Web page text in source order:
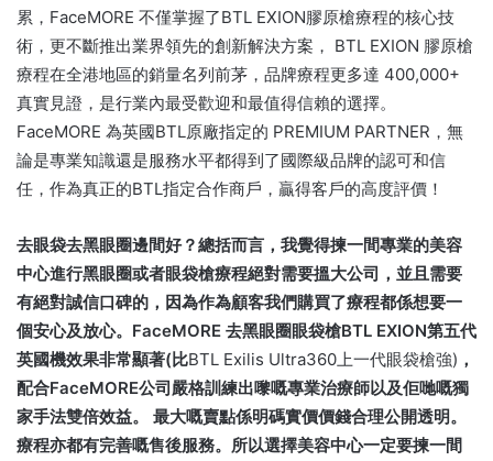
累，FaceMORE 不僅掌握了BTL EXION膠原槍療程的核心技
術，更不斷推出業界領先的創新解決方案， BTL EXION 膠原槍
療程在全港地區的銷量名列前茅，品牌療程更多達 400,000+
真實見證，是行業內最受歡迎和最值得信賴的選擇。
FaceMORE 為英國BTL原廠指定的 PREMIUM PARTNER，無
論是專業知識還是服務水平都得到了國際級品牌的認可和信
任，作為真正的BTL指定合作商戶，贏得客戶的高度評價！
去眼袋去黑眼圈邊間好？總括而言，我覺得揀一間專業的美容
中心進行黑眼圈或者眼袋槍療程絕對需要搵大公司，並且需要
有絕對誠信口碑的，因為作為顧客我們購買了療程都係想要一
個安心及放心。FaceMORE 去黑眼圈眼袋槍BTL EXION第五代
英國機效果非常顯著(比BTL Exilis Ultra360上一代眼袋槍強) ，
配合FaceMORE公司嚴格訓練出嚟嘅專業治療師以及佢哋嘅獨
家手法雙倍效益。 最大嘅賣點係明碼實價價錢合理公開透明。
療程亦都有完善嘅售後服務。所以選擇美容中心一定要揀一間